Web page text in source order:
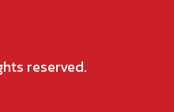
reserved.